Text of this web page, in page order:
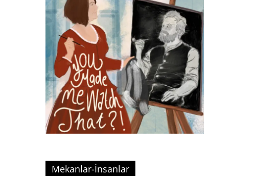
Mekanlar-İnsanlar